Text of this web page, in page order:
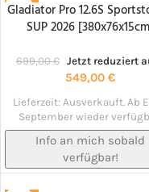
-21%
NACHBESTELLT!
Gladiator Pro 12.6S
SUP 2026
699,00€ Jetzt reduziert
549,00€
Lieferzeit: Ausverkauft. Ab
September wieder
Info an mich sobald
verfügbar!